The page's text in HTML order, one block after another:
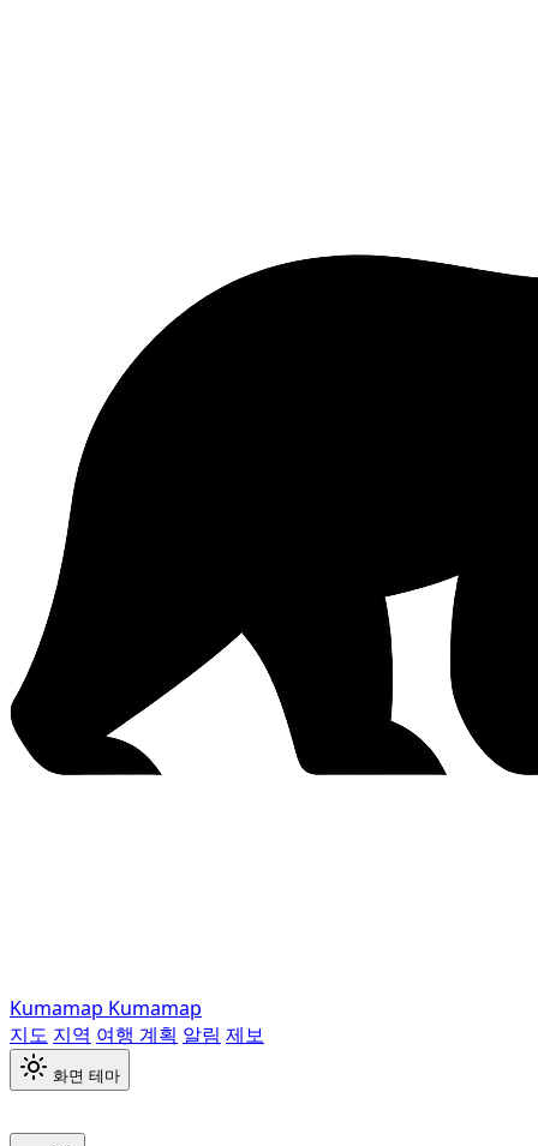
Kumamap Kumamap
지도 지역 여행 계획 알림 제보
화면 테마